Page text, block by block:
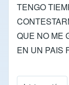
TENGO
QUE NO ME
EN UN PAIS